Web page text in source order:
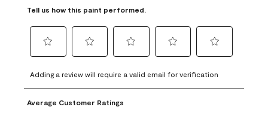
Tell us how this paint performed.
to
rate
the
item
to
rate
the
to
rate
the
item
to
rate
to
rate
Adding a review will require a valid email for verification
Average Customer Ratings